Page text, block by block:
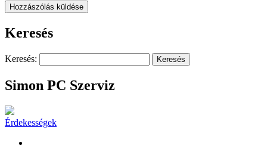
Keresés
Keresés:
Simon PC Szerviz
Érdekességek